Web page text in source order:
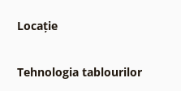
Locație
Tehnologia tablourilor